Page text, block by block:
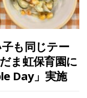
も同じテー
ま虹保育園に
Day」実施